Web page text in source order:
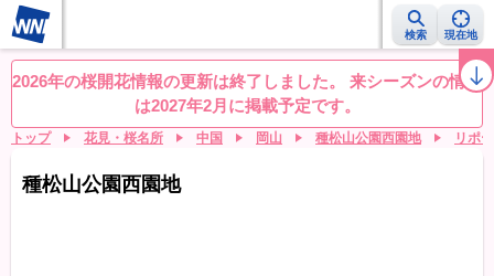
検索 現在地
桜レーダー 名所ランキング 桜開花予想NEWS お花見動画 目的別
2026年の桜開花情報の更新は終了しました。 来シーズンの情報
は2027年2月に掲載予定です。
トップ 花見・桜名所 中国 岡山 種松山公園西園地 リポ
種松山公園西園地